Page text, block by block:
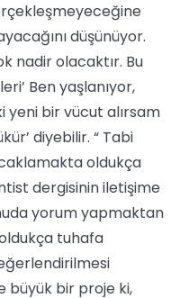
düşünüyor.
nadir olacaktır. Bu
Ben yaşlanıyor,
yeni bir vücut alırsam
diyebilir. “ Tabi
oldukça
dergisinin iletişime
yorum yapmaktan
tuhafa
büyük bir proje ki,